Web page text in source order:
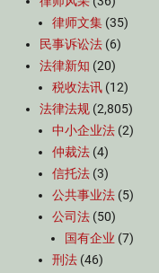
律师文集 (35)
民事诉讼法 (6)
法律新知 (20)
税收法讯 (12)
法律法规 (2,805)
中小企业法 (2)
仲裁法 (4)
信托法 (3)
公共事业法 (5)
公司法 (50)
国有企业 (7)
刑法 (46)